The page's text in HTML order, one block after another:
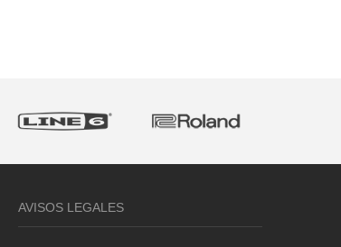
AVISOS LEGALES